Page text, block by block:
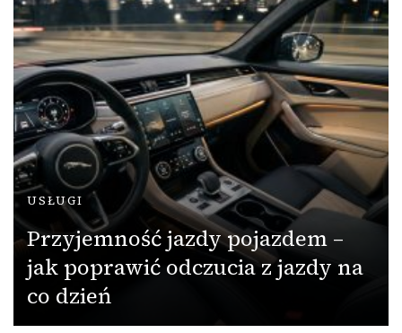
USŁUGI
Przyjemność jazdy pojazdem –
jak poprawić odczucia z jazdy na
co dzień